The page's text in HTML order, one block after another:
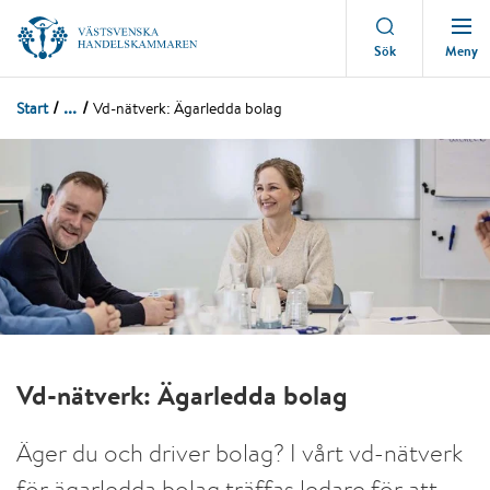
Sök Meny
Start ... Vd-nätverk: Ägarledda bolag
Vd-nätverk: Ägarledda bolag
Äger du och driver bolag? I vårt vd-nätverk